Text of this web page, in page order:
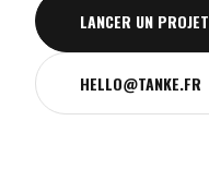
LANCER UN PROJET
HELLO@TANKE.FR